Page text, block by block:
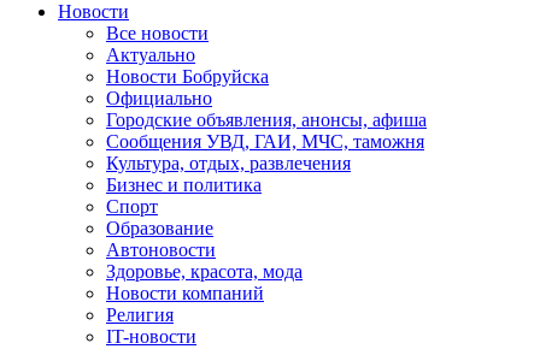
Новости
Все новости
Актуально
Новости Бобруйска
Официально
Городские объявления, анонсы, афиша
Сообщения УВД, ГАИ, МЧС, таможня
Культура, отдых, развлечения
Бизнес и политика
Спорт
Образование
Автоновости
Здоровье, красота, мода
Новости компаний
Религия
IT-новости